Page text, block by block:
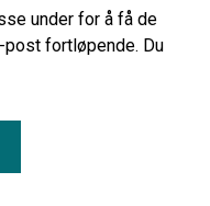
under for å få de
fortløpende. Du